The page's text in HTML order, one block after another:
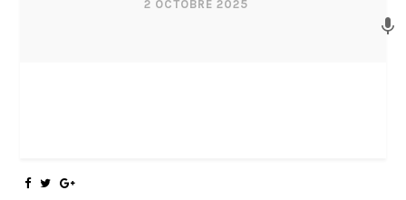
2 OCTOBRE 2025
mic